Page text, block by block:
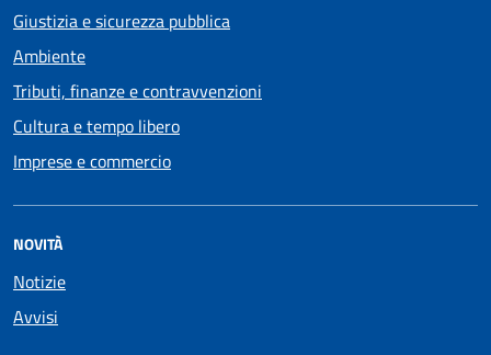
Giustizia e sicurezza pubblica
Ambiente
Tributi, finanze e contravvenzioni
Cultura e tempo libero
Imprese e commercio
NOVITÀ
Notizie
Avvisi